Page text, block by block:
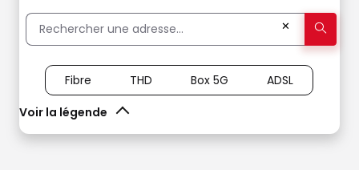
✕
Voir la légende
Fibre THD Box 5G ADSL